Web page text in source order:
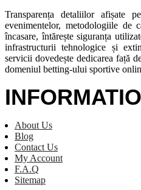
Transparența detaliilor afișate
evenimentelor, metodologiile
încasare, întărește siguranța
infrastructurii tehnologice și
servicii dovedește dedicarea față
domeniul betting-ului sportive
About Us
Blog
Contact Us
My Account
F.A.Q
Sitemap